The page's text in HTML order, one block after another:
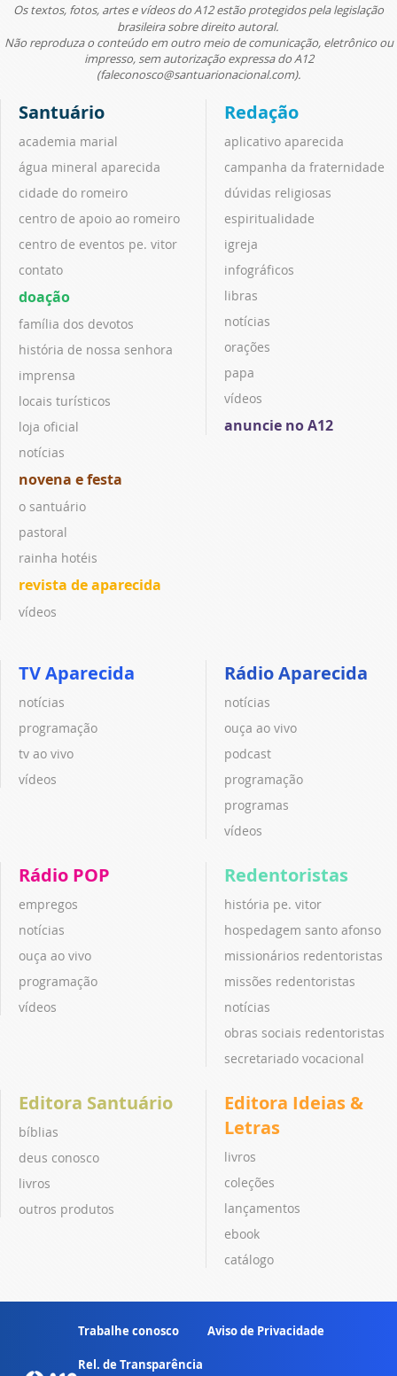
Os textos, fotos, artes e vídeos do A12 estão protegidos pela legislação
brasileira sobre direito autoral.
Não reproduza o conteúdo em outro meio de comunicação, eletrônico ou
impresso, sem autorização expressa do A12
(faleconosco@santuarionacional.com).
Santuário
academia marial
água mineral aparecida
cidade do romeiro
centro de apoio ao romeiro
centro de eventos pe. vitor
contato
doação
família dos devotos
história de nossa senhora
imprensa
locais turísticos
loja oficial
notícias
novena e festa
o santuário
pastoral
rainha hotéis
revista de aparecida
vídeos
Redação
aplicativo aparecida
campanha da fraternidade
dúvidas religiosas
espiritualidade
igreja
infográficos
libras
notícias
orações
papa
vídeos
anuncie no A12
TV Aparecida
notícias
programação
tv ao vivo
vídeos
Rádio Aparecida
notícias
ouça ao vivo
podcast
programação
programas
vídeos
Rádio POP
empregos
notícias
ouça ao vivo
programação
vídeos
Redentoristas
história pe. vitor
hospedagem santo afonso
missionários redentoristas
missões redentoristas
notícias
obras sociais redentoristas
secretariado vocacional
Editora Santuário
bíblias
deus conosco
livros
outros produtos
Editora Ideias &
Letras
livros
coleções
lançamentos
ebook
catálogo
Trabalhe conosco Aviso de Privacidade
Rel. de Transparência